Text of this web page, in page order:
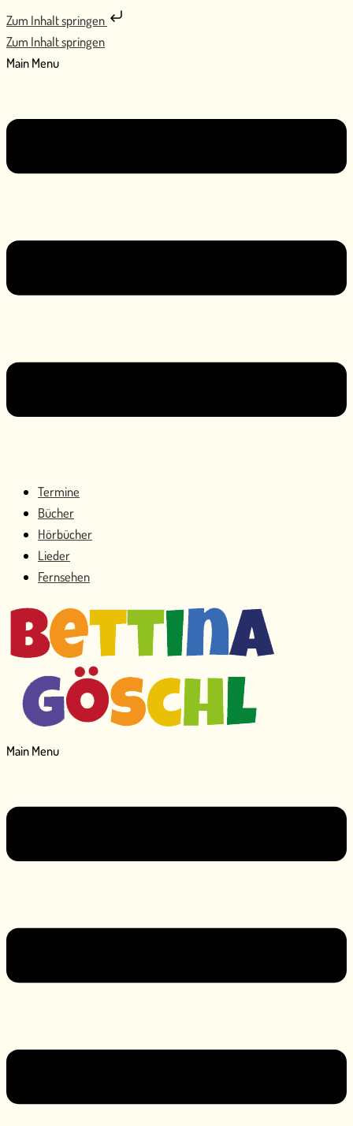
Zum Inhalt springen
Zum Inhalt springen
Main Menu
Termine
Bücher
Hörbücher
Lieder
Fernsehen
Main Menu